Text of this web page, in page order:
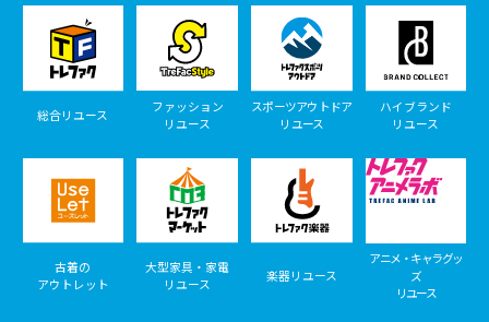
総合リユース
ファッション
リユース
スポーツアウトドア
リユース
ハイブランド
リユース
古着の
アウトレット
大型家具・家電
リユース
楽器リユース
アニメ・キャラグッ
ズ
リユース